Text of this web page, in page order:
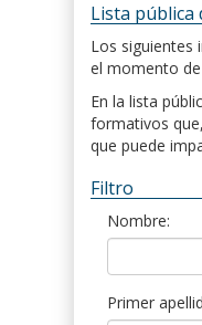
Lista pública
Los siguientes
el momento
En la lista
formativos
que puede
Filtro
Nombre:
Primer